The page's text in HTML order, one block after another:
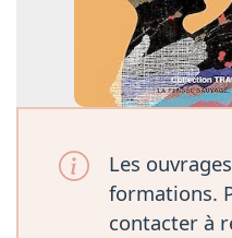
Les
formations.
contacter à